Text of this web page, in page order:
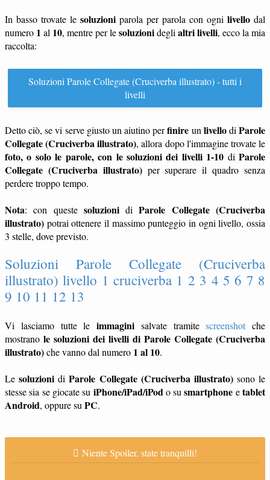
In basso trovate le soluzioni parola per parola con ogni livello dal
numero 1 al 10, mentre per lesoluzionidegli altri livelli, ecco la mia
raccolta:
Soluzioni Parole Collegate (Cruciverba illustrato) - tutti i
livelli
Detto ciò, se vi serve giusto un aiutino perfinire un livellodiParole
Collegate (Cruciverba illustrato), allora dopo l'immagine trovate le
foto, o solo le parole, con le soluzioni dei livelli 1-10 diParole
Collegate (Cruciverba illustrato)per superare il quadro senza
perdere troppo tempo.
Nota: con queste soluzionidiParole Collegate (Cruciverba
illustrato) potrai ottenere il massimo punteggio in ogni livello, ossia
3 stelle, dove previsto.
Soluzioni Parole Collegate (Cruciverba
illustrato) livello 1 cruciverba 1 2 3 4 5 6 7 8
9 10 11 12 13
Vi lasciamo tutte le immagini salvate tramitescreenshot che
mostrano le soluzioni dei livelli di Parole Collegate (Cruciverba
illustrato)che vanno dal numero 1 al 10.
Lesoluzioni diParole Collegate (Cruciverba illustrato)sono le
stesse sia se giocate su iPhone/iPad/iPod o susmartphone etablet
Android, oppure su PC.
Niente Spoiler, state tranquilli!